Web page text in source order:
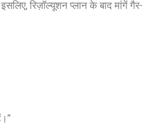
रिज़ॉल्यूशन प्लान के बाद मांगें गैर-